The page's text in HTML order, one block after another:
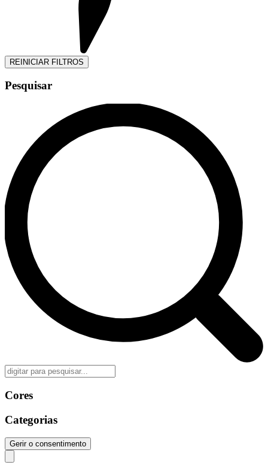
REINICIAR FILTROS
Pesquisar
Cores
Categorias
Gerir o consentimento